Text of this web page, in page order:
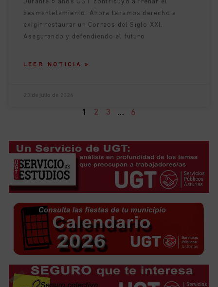
Durante 5 años UGT contribuyó a frenar el
desmantelamiento. Ahora tenemos derecho a
exigir restaurar un Correos del Siglo XXI.
Asegurando y defendiendo el futuro
LEER NOTICIA »
1 2 3 … 6